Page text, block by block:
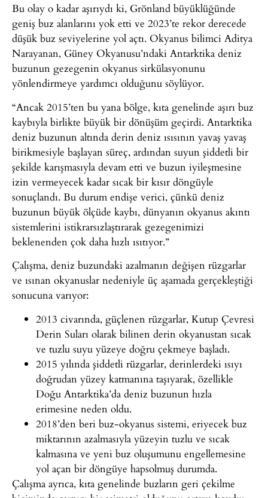
Bu olay o kadar aşırıydı ki, Grönland büyüklüğünde
geniş buz alanlarını yok etti ve 2023’te rekor derecede
düşük buz seviyelerine yol açtı. Okyanus bilimci Aditya
Narayanan, Güney Okyanusu’ndaki Antarktika deniz
buzunun gezegenin okyanus sirkülasyonunu
yönlendirmeye yardımcı olduğunu söylüyor.
“Ancak 2015’ten bu yana bölge, kıta genelinde aşırı buz
kaybıyla birlikte büyük bir dönüşüm geçirdi. Antarktika
deniz buzunun altında derin deniz ısısının yavaş yavaş
birikmesiyle başlayan süreç, ardından suyun şiddetli bir
şekilde karışmasıyla devam etti ve buzun iyileşmesine
izin vermeyecek kadar sıcak bir kısır döngüyle
sonuçlandı. Bu durum endişe verici, çünkü deniz
buzunun büyük ölçüde kaybı, dünyanın okyanus akıntı
sistemlerini istikrarsızlaştırarak gezegenimizi
beklenenden çok daha hızlı ısıtıyor.”
Çalışma, deniz buzundaki azalmanın değişen rüzgarlar
ve ısınan okyanuslar nedeniyle üç aşamada gerçekleştiği
sonucuna varıyor:
2013 civarında, güçlenen rüzgarlar, Kutup Çevresi
Derin Suları olarak bilinen derin okyanustan sıcak
ve tuzlu suyu yüzeye doğru çekmeye başladı.
2015 yılında şiddetli rüzgarlar, derinlerdeki ısıyı
doğrudan yüzey katmanına taşıyarak, özellikle
Doğu Antarktika’da deniz buzunun hızla
erimesine neden oldu.
2018’den beri buz-okyanus sistemi, eriyecek buz
miktarının azalmasıyla yüzeyin tuzlu ve sıcak
kalmasına ve yeni buz oluşumunu engellemesine
yol açan bir döngüye hapsolmuş durumda.
Çalışma ayrıca, kıta genelinde buzların geri çekilme